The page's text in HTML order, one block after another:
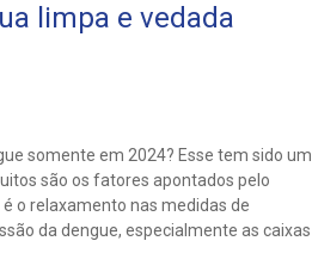
limpa e vedada
somente em 2024? Esse tem sido um
são os fatores apontados pelo
o relaxamento nas medidas de
da dengue, especialmente as caixas